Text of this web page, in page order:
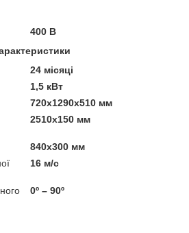
400 В
24 місяці
1,5 кВт
720x1290x510 мм
2510x150 мм
840x300 мм
16 м/с
0º – 90º